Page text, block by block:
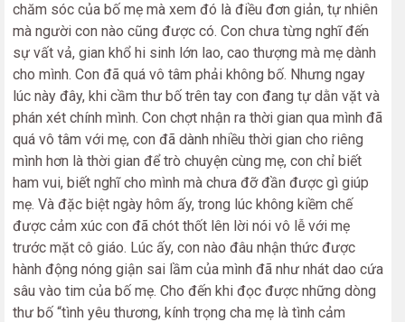
chăm sóc của bố mẹ mà xem đó là điều đơn giản, tự nhiên
mà người con nào cũng được có. Con chưa từng nghĩ đến
sự vất vả, gian khổ hi sinh lớn lao, cao thượng mà mẹ dành
cho mình. Con đã quá vô tâm phải không bố. Nhưng ngay
lúc này đây, khi cầm thư bố trên tay con đang tự dằn vặt và
phán xét chính mình. Con chợt nhận ra thời gian qua mình đã
quá vô tâm với mẹ, con đã dành nhiều thời gian cho riêng
mình hơn là thời gian để trò chuyện cùng mẹ, con chỉ biết
ham vui, biết nghĩ cho mình mà chưa đỡ đần được gì giúp
mẹ. Và đặc biệt ngày hôm ấy, trong lúc không kiềm chế
được cảm xúc con đã chót thốt lên lời nói vô lễ với mẹ
trước mặt cô giáo. Lúc ấy, con nào đâu nhận thức được
hành động nóng giận sai lầm của mình đã như nhát dao cứa
sâu vào tim của bố mẹ. Cho đến khi đọc được những dòng
thư bố “tình yêu thương, kính trọng cha mẹ là tình cảm